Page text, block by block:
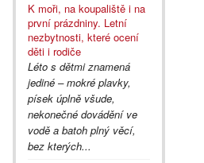
K moři, na koupaliště i na
první prázdniny. Letní
nezbytnosti, které ocení
děti i rodiče
Léto s dětmi znamená
jediné – mokré plavky,
písek úplně všude,
nekonečné dovádění ve
vodě a batoh plný věcí,
bez kterých...